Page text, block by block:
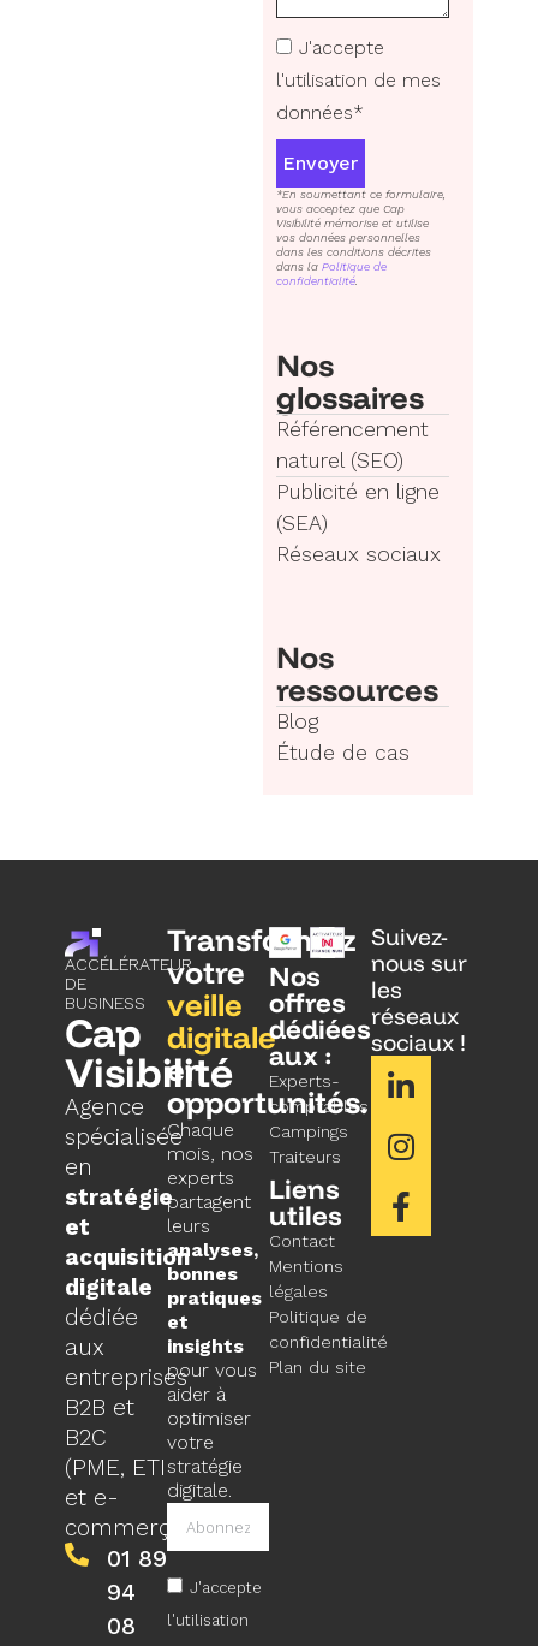
J'accepte
l'utilisation de mes
données*
Envoyer
*En soumettant ce formulaire,
vous acceptez que Cap
Visibilité mémorise et utilise
vos données personnelles
dans les conditions décrites
dans la Politique de
confidentialité.
Nos
glossaires
Référencement
naturel (SEO)
Publicité en ligne
(SEA)
Réseaux sociaux
Nos
ressources
Blog
Étude de cas
ACCÉLÉRATEUR
DE
BUSINESS
Cap
Visibilité
Agence
spécialisée
en
stratégie
et
acquisition
digitale
dédiée
aux
entreprises
B2B et
B2C
(PME, ETI
et e-
commerçants).
01 89
94
08
Transformez
votre
veille
digitale
en
opportunités.
Chaque
mois, nos
experts
partagent
leurs
analyses,
bonnes
pratiques
et
insights
pour vous
aider à
optimiser
votre
stratégie
digitale.
J'accepte
l'utilisation
Nos
offres
dédiées
aux :
Experts-
comptables
Campings
Traiteurs
Liens
utiles
Contact
Mentions
légales
Politique de
confidentialité
Plan du site
Suivez-
nous sur
les
réseaux
sociaux !